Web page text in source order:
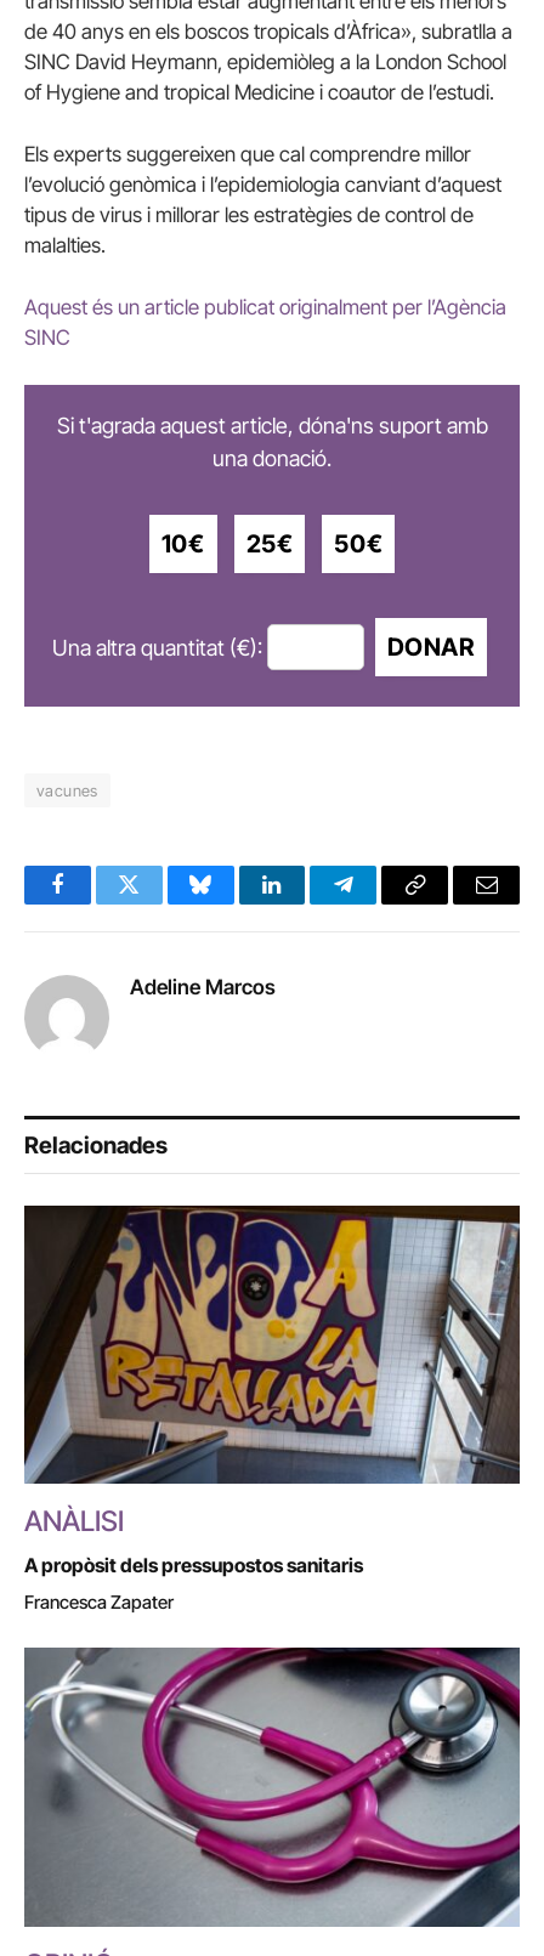
de 40 anys en els boscos tropicals d’Àfrica», subratlla a
SINC David Heymann, epidemiòleg a la London School
of Hygiene and tropical Medicine i coautor de l’estudi.
Els experts suggereixen que cal comprendre millor
l’evolució genòmica i l’epidemiologia canviant d’aquest
tipus de virus i millorar les estratègies de control de
malalties.
Aquest és un article publicat originalment per l’Agència
SINC
Si t'agrada aquest article, dóna'ns suport amb
una donació.
10€ 25€ 50€
Una altra quantitat (€): DONAR
vacunes
FacebookTwitter BlueskyLinkedInTelegramCopy
Email
Adeline Marcos
Relacionades
ANÀLISI
A propòsit dels pressupostos sanitaris
Francesca Zapater